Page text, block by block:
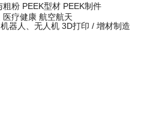
粗粉 PEEK型材 PEEK制件
医疗健康 航空航天
机器人、无人机 3D打印 / 增材制造